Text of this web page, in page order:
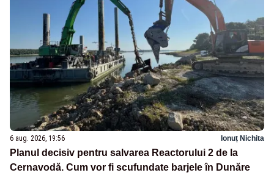
6 aug. 2026, 19:56 Ionuț Nichita
Planul decisiv pentru salvarea Reactorului 2 de la
Cernavodă. Cum vor fi scufundate barjele în Dunăre